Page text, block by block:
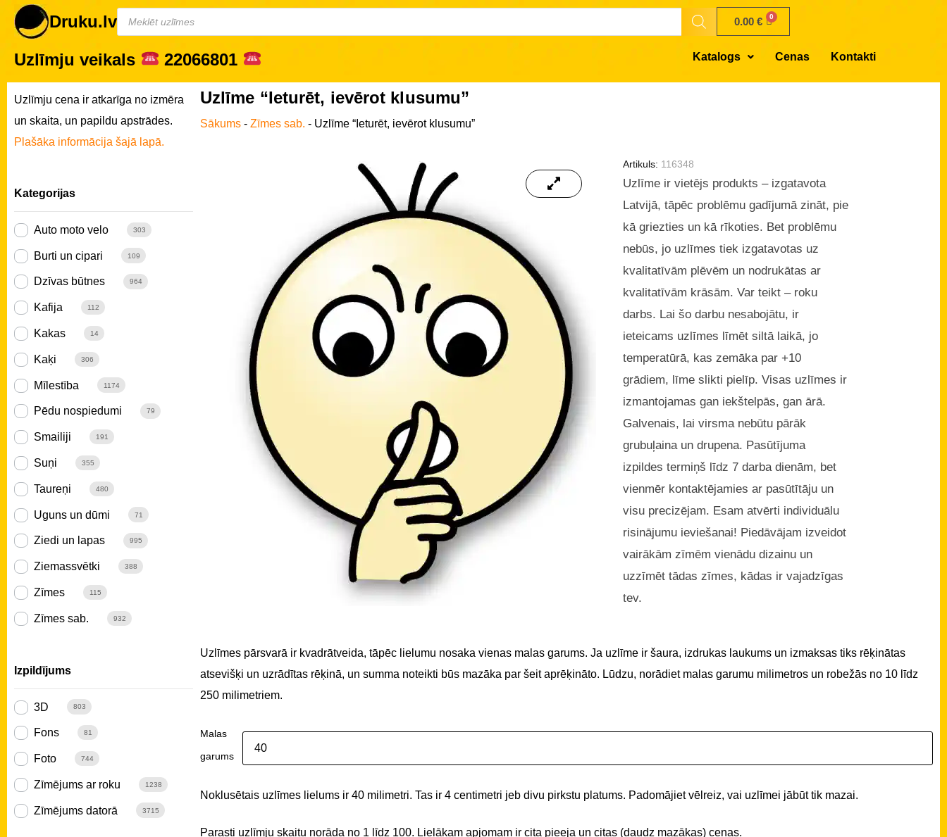
Druku.lv 0.00€
Uzlīmju veikals 22066801 Katalogs Cenas Kontakti
Uzlīmju cena ir atkarīga no izmēra
un skaita, un papildu apstrādes.
Plašāka informācija šajā lapā.
Kategorijas
Auto moto velo 303
Burti un cipari 109
Dzīvas būtnes 964
Kafija 112
Kakas 14
Kaķi 306
Mīlestība 1174
Pēdu nospiedumi 79
Smailiji 191
Suņi 355
Taureņi 480
Uguns un dūmi 71
Ziedi un lapas 995
Ziemassvētki 388
Zīmes 115
Zīmes sab. 932
Izpildījums
3D 803
Fons 81
Foto 744
Zīmējums ar roku 1238
Zīmējums datorā 3715
Uzlīme “Ieturēt, ievērot klusumu”
Sākums- Zīmes sab. - Uzlīme “Ieturēt, ievērot klusumu”
Artikuls: 116348
Uzlīme ir vietējs produkts – izgatavota
Latvijā, tāpēc problēmu gadījumā zināt, pie
kā griezties un kā rīkoties. Bet problēmu
nebūs, jo uzlīmes tiek izgatavotas uz
kvalitatīvām plēvēm un nodrukātas ar
kvalitatīvām krāsām. Var teikt – roku
darbs. Lai šo darbu nesabojātu, ir
ieteicams uzlīmes līmēt siltā laikā, jo
temperatūrā, kas zemāka par +10
grādiem, līme slikti pielīp. Visas uzlīmes ir
izmantojamas gan iekštelpās, gan ārā.
Galvenais, lai virsma nebūtu pārāk
grubuļaina un drupena. Pasūtījuma
izpildes termiņš līdz 7 darba dienām, bet
vienmēr kontaktējamies ar pasūtītāju un
visu precizējam. Esam atvērti individuālu
risinājumu ieviešanai! Piedāvājam izveidot
vairākām zīmēm vienādu dizainu un
uzzīmēt tādas zīmes, kādas ir vajadzīgas
tev.
Uzlīmes pārsvarā ir kvadrātveida, tāpēc lielumu nosaka vienas malas garums. Ja uzlīme ir šaura, izdrukas laukums un izmaksas tiks rēķinātas
atsevišķi un uzrādītas rēķinā, un summa noteikti būs mazāka par šeit aprēķināto. Lūdzu, norādiet malas garumu milimetros un robežās no 10 līdz
250 milimetriem.
Malas
garums
Noklusētais uzlīmes lielums ir 40 milimetri. Tas ir 4 centimetri jeb divu pirkstu platums. Padomājiet vēlreiz, vai uzlīmei jābūt tik mazai.
Parasti uzlīmju skaitu norāda no 1 līdz 100. Lielākam apjomam ir cita pieeja un citas (daudz mazākas) cenas.